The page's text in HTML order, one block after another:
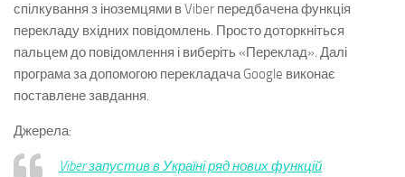
спілкування з іноземцями в Viber передбачена функція
перекладу вхідних повідомлень. Просто доторкніться
пальцем до повідомлення і виберіть «Переклад». Далі
програма за допомогою перекладача Google виконає
поставлене завдання.
Джерела:
Viber запустив в Україні ряд нових функцій